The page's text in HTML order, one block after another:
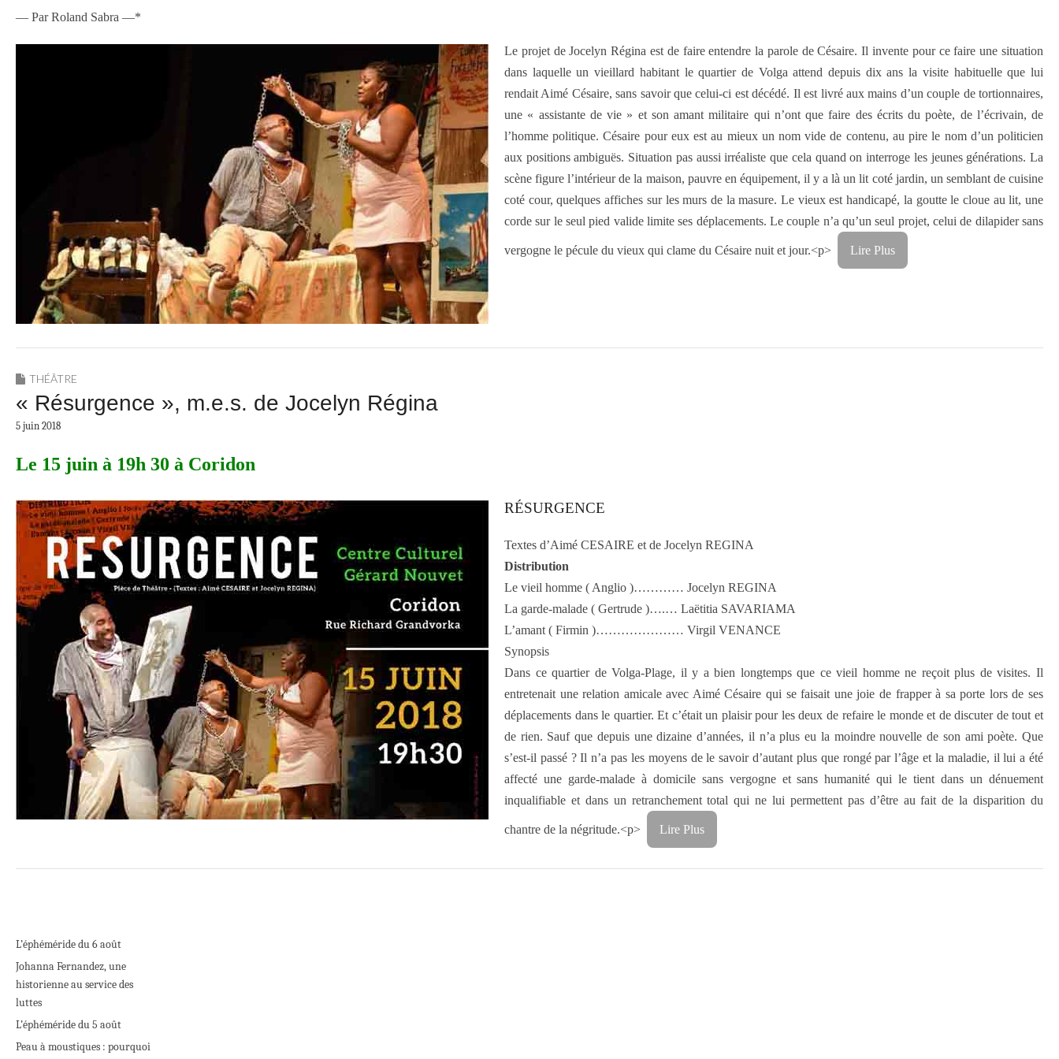
— Par Roland Sabra —*
Le projet de Jocelyn Régina est de faire entendre la parole de Césaire. Il invente pour ce faire une situation
dans laquelle un vieillard habitant le quartier de Volga attend depuis dix ans la visite habituelle que lui
rendait Aimé Césaire, sans savoir que celui-ci est décédé. Il est livré aux mains d’un couple de tortionnaires,
une « assistante de vie » et son amant militaire qui n’ont que faire des écrits du poète, de l’écrivain, de
l’homme politique. Césaire pour eux est au mieux un nom vide de contenu, au pire le nom d’un politicien
aux positions ambiguës. Situation pas aussi irréaliste que cela quand on interroge les jeunes générations. La
scène figure l’intérieur de la maison, pauvre en équipement, il y a là un lit coté jardin, un semblant de cuisine
coté cour, quelques affiches sur les murs de la masure. Le vieux est handicapé, la goutte le cloue au lit, une
corde sur le seul pied valide limite ses déplacements. Le couple n’a qu’un seul projet, celui de dilapider sans
vergogne le pécule du vieux qui clame du Césaire nuit et jour.<p> Lire Plus
THÉÂTRE
« Résurgence », m.e.s. de Jocelyn Régina
5 juin 2018
Le 15 juin à 19h 30 à Coridon
RÉSURGENCE
Textes d’Aimé CESAIRE et de Jocelyn REGINA
Distribution
Le vieil homme ( Anglio )………… Jocelyn REGINA
La garde-malade ( Gertrude )….… Laëtitia SAVARIAMA
L’amant ( Firmin )………………… Virgil VENANCE
Synopsis
Dans ce quartier de Volga-Plage, il y a bien longtemps que ce vieil homme ne reçoit plus de visites. Il
entretenait une relation amicale avec Aimé Césaire qui se faisait une joie de frapper à sa porte lors de ses
déplacements dans le quartier. Et c’était un plaisir pour les deux de refaire le monde et de discuter de tout et
de rien. Sauf que depuis une dizaine d’années, il n’a plus eu la moindre nouvelle de son ami poète. Que
s’est-il passé ? Il n’a pas les moyens de le savoir d’autant plus que rongé par l’âge et la maladie, il lui a été
affecté une garde-malade à domicile sans vergogne et sans humanité qui le tient dans un dénuement
inqualifiable et dans un retranchement total qui ne lui permettent pas d’être au fait de la disparition du
chantre de la négritude.<p> Lire Plus
L’éphéméride du 6 août
Johanna Fernandez, une
historienne au service des
luttes
L’éphéméride du 5 août
Peau à moustiques : pourquoi